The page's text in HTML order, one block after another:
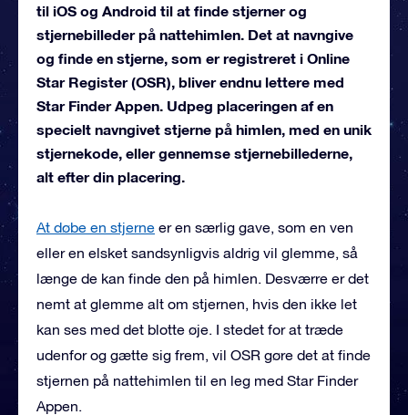
til iOS og Android til at finde stjerner og
stjernebilleder på nattehimlen. Det at navngive
og finde en stjerne, som er registreret i Online
Star Register (OSR), bliver endnu lettere med
Star Finder Appen. Udpeg placeringen af en
specielt navngivet stjerne på himlen, med en unik
stjernekode, eller gennemse stjernebillederne,
alt efter din placering.
At døbe en stjerne er en særlig gave, som en ven
eller en elsket sandsynligvis aldrig vil glemme, så
længe de kan finde den på himlen. Desværre er det
nemt at glemme alt om stjernen, hvis den ikke let
kan ses med det blotte øje. I stedet for at træde
udenfor og gætte sig frem, vil OSR gøre det at finde
stjernen på nattehimlen til en leg med Star Finder
Appen.